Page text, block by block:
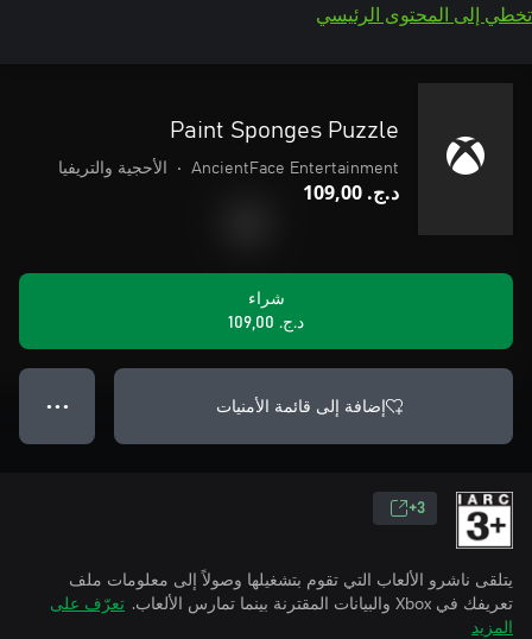
تخطي إلى المحتوى الرئيسي
Paint Sponges Puzzle
AncientFace Entertainment
• الأحجية والتريفيا
د.ج.‏ 109,00
شراء
د.ج.‏ 109,00
إضافة إلى قائمة الأمنيات ● ● ●
3+
يتلقى ناشرو الألعاب التي تقوم بتشغيلها وصولاً إلى معلومات ملف
تعريفك في Xbox والبيانات المقترنة بينما تمارس الألعاب.
تعرّف على
المزيد